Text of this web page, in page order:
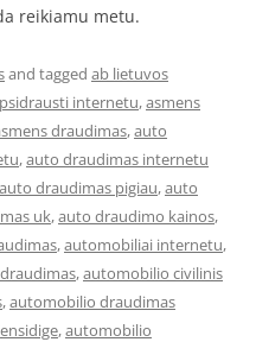
reikiamu metu.
and tagged ab lietuvos
internetu,asmens
draudimas,auto
,auto draudimas internetu
auto draudimas pigiau,auto
uk,auto draudimo kainos,
,automobiliai internetu,
,automobilio civilinis
,automobilio draudimas
,automobilio